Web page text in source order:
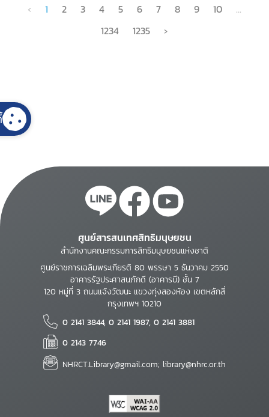
‹ 1 2 3 4 5 6 7 8 9 10
...
1234
1235 ›
ศูนย์สารสนเทศสิทธิมนุษยชน
สำนักงานคณะกรรมการสิทธิมนุษยชนแห่งชาติ
ศูนย์ราชการเฉลิมพระเกียรติ 80 พรรษา 5 ธันวาคม 2550
อาคารรัฐประศาสนภักดี (อาคารบี) ชั้น 7
120 หมู่ที่ 3 ถนนแจ้งวัฒนะ แขวงทุ่งสองห้อง เขตหลักสี่
กรุงเทพฯ 10210
0 2141 3844, 0 2141 1987, 0 2141 3881
0 2143 7746
NHRCT.Library@gmail.com; library@nhrc.or.th